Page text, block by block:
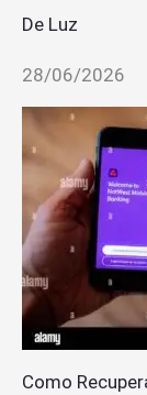
De Luz
28/06/2026
Como